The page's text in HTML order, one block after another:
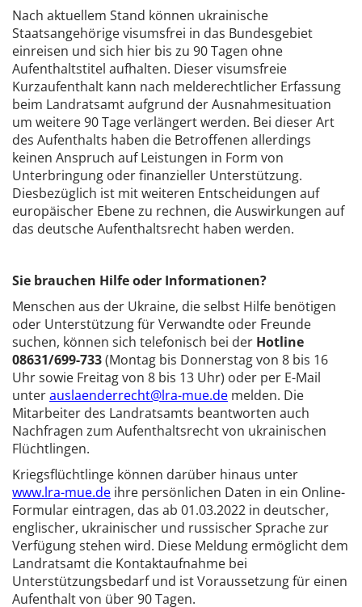
Nach aktuellem Stand können ukrainische
Staatsangehörige visumsfrei in das Bundesgebiet
einreisen und sich hier bis zu 90 Tagen ohne
Aufenthaltstitel aufhalten. Dieser visumsfreie
Kurzaufenthalt kann nach melderechtlicher Erfassung
beim Landratsamt aufgrund der Ausnahmesituation
um weitere 90 Tage verlängert werden. Bei dieser Art
des Aufenthalts haben die Betroffenen allerdings
keinen Anspruch auf Leistungen in Form von
Unterbringung oder finanzieller Unterstützung.
Diesbezüglich ist mit weiteren Entscheidungen auf
europäischer Ebene zu rechnen, die Auswirkungen auf
das deutsche Aufenthaltsrecht haben werden.
Sie brauchen Hilfe oder Informationen?
Menschen aus der Ukraine, die selbst Hilfe benötigen
oder Unterstützung für Verwandte oder Freunde
suchen, können sich telefonisch bei der Hotline
08631/699-733(Montag bis Donnerstag von 8 bis 16
Uhr sowie Freitag von 8 bis 13 Uhr) oder per E-Mail
unterauslaenderrecht@lra-mue.de melden. Die
Mitarbeiter des Landratsamts beantworten auch
Nachfragen zum Aufenthaltsrecht von ukrainischen
Flüchtlingen.
Kriegsflüchtlinge können darüber hinaus unter
www.lra-mue.de ihre persönlichen Daten in ein Online-
Formular eintragen, das ab 01.03.2022 in deutscher,
englischer, ukrainischer und russischer Sprache zur
Verfügung stehen wird. Diese Meldung ermöglicht dem
Landratsamt die Kontaktaufnahme bei
Unterstützungsbedarf und ist Voraussetzung für einen
Aufenthalt von über 90 Tagen.